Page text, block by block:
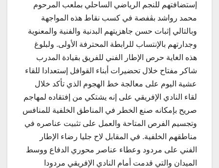
إستضافتهم للنجم الرياضي الساحلي بملعب المرحوم
محمد رواشد بڨفصة في كسب نقاط هذه المواجهة
وبالتالي إثبات حسن جاهزيتهم البدنية والفنية والمعنوية
وجدارتهم بالإنتساب للرابطة المحترفة الأولى. ولبلوغ
هذه الغاية حرص الإطار الفني للفريق بقيادة المدرب
شاكر مفتاح خلال تحضيرات أبناء القوافل إستعدادا للقاء
عشية اليوم على معالجة خط الهجوم الذي تأكد خلال
لقاء النادي الإفريقي على إنه يشتكي من إفتقاده لمهاجم
صريح بإمكانه صنع الخطر في المناطق الخلفية للمنافس
وتجسيم الفرص المتاحة والعمل على تثبيت عناصره في
مناطقهم الخلفية. في المقابل لاح جليا رضاء الإطار
الفني على مردود وعطاء عناصر محوري الدفاع ووسط
الميدان والتي قدمت أمام النادي الإفريقي مردودا